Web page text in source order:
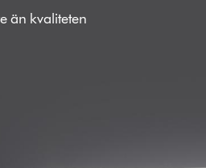
än kvaliteten